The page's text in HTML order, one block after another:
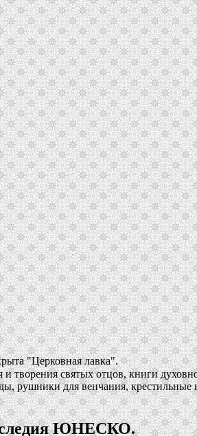
"Церковная лавка".
святых отцов, книги
рушники для венчания,
ЮНЕСКО.